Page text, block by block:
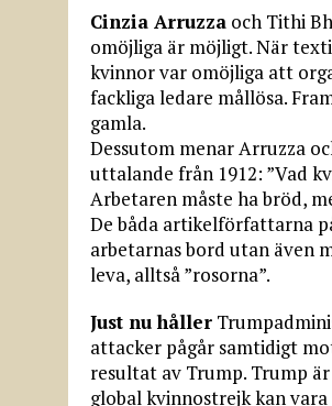
Cinzia Arruzza och Tithi
omöjliga är möjligt. När
kvinnor var omöjliga att
fackliga ledare mållösa.
gamla.
Dessutom menar Arruzza
uttalande från 1912: ”Vad
Arbetaren måste ha bröd,
De båda artikelförfattarna
arbetarnas bord utan även
leva, alltså ”rosorna”.
Just nu håller
attacker pågår samtidigt
resultat av Trump. Trump
global kvinnostrejk kan